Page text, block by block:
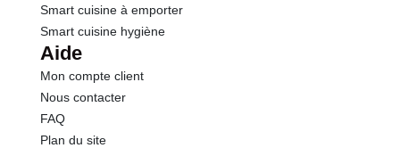
Smart cuisine à emporter
Smart cuisine hygiène
Aide
Mon compte client
Nous contacter
FAQ
Plan du site